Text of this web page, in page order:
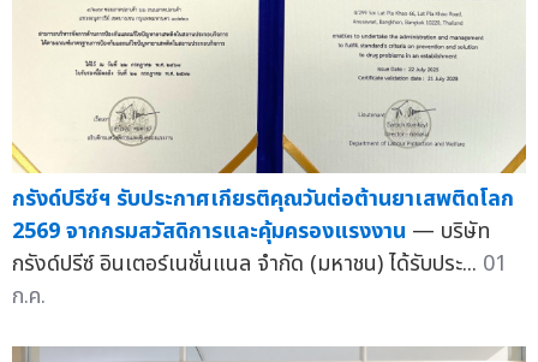
กรังด์ปรีซ์ฯ รับประกาศเกียรติคุณวันต่อต้านยาเสพติดโลก
2569 จากกรมสวัสดิการและคุ้มครองแรงงาน — บริษัท
กรังด์ปรีซ์ อินเตอร์เนชั่นแนล จำกัด (มหาชน) ได้รับประ... 01
ก.ค.